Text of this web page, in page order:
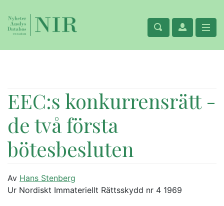
EEC:s konkurrensrätt -
de två första
bötesbesluten
Av Hans Stenberg
Ur Nordiskt Immateriellt Rättsskydd nr 4 1969